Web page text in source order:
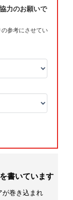
書いています
が巻き込まれ